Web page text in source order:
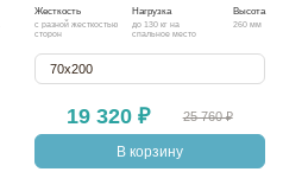
19 320 ₽ 25 760 ₽
Жесткость
с разной жесткостью
сторон
Нагрузка
до 130 кг на
спальное место
Высота
260 мм
70х200
В корзину